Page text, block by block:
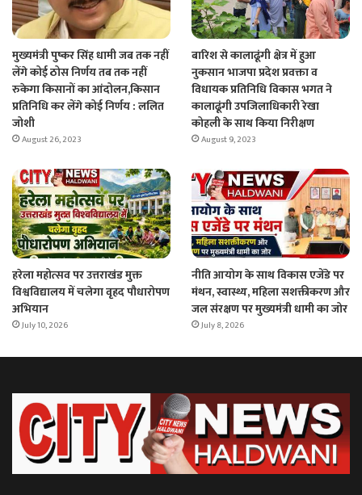
मुख्यमंत्री पुष्कर सिंह धामी जब तक नहीं
लेंगे कोई ठोस निर्णय तब तक नहीं
रुकेगा किसानों का आंदोलन,किसान
प्रतिनिधि कर लेंगे कोई निर्णय : ललित
जोशी
August 26, 2023
बारिश से कालाढूंगी क्षेत्र में हुआ
नुकसान भाजपा प्रदेश प्रवक्ता व
विधायक प्रतिनिधि विकास भगत ने
कालाढूंगी उपजिलाधिकारी रेखा
कोहली के साथ किया निरीक्षण
August 9, 2023
हरेला महोत्सव पर उत्तराखंड मुक्त
विश्वविद्यालय में चलेगा वृहद पौधारोपण
अभियान
July 10, 2026
नीति आयोग के साथ विकास एजेंडे पर
मंथन, स्वास्थ्य, महिला सशक्तीकरण और
जल संरक्षण पर मुख्यमंत्री धामी का जोर
July 8, 2026